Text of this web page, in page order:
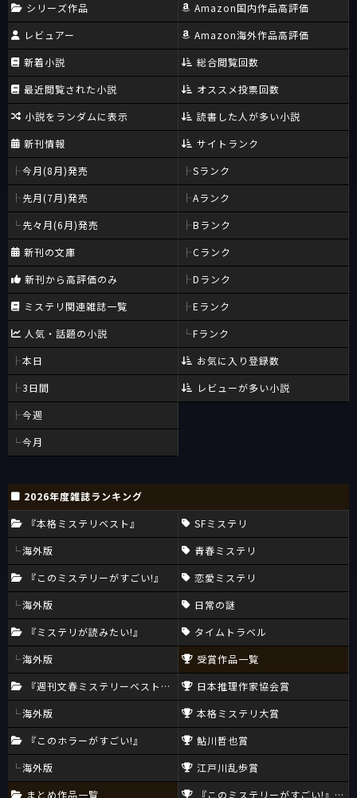
シリーズ作品
レビュアー
新着小説
最近閲覧された小説
小説をランダムに表示
新刊情報
今月(8月)発売
先月(7月)発売
先々月(6月)発売
新刊の文庫
新刊から高評価のみ
ミステリ関連雑誌一覧
人気・話題の小説
本日
3日間
今週
今月
Amazon国内作品高評価
Amazon海外作品高評価
総合閲覧回数
オススメ投票回数
読書した人が多い小説
サイトランク
Sランク
Aランク
Bランク
Cランク
Dランク
Eランク
Fランク
お気に入り登録数
レビューが多い小説
2026年度雑誌ランキング
『本格ミステリベスト』
海外版
『このミステリーがすごい!』
海外版
『ミステリが読みたい!』
海外版
『週刊文春ミステリーベスト10』
海外版
『このホラーがすごい!』
海外版
まとめ作品一覧
SFミステリ
青春ミステリ
恋愛ミステリ
日常の謎
タイムトラベル
受賞作品一覧
日本推理作家協会賞
本格ミステリ大賞
鮎川哲也賞
江戸川乱歩賞
『このミステリーがすごい!』大賞